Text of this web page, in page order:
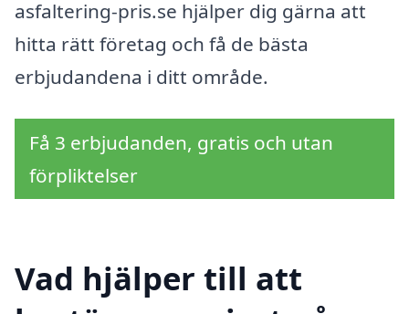
asfaltering-pris.se hjälper dig gärna att
hitta rätt företag och få de bästa
erbjudandena i ditt område.
Få 3 erbjudanden, gratis och utan
förpliktelser
Vad hjälper till att